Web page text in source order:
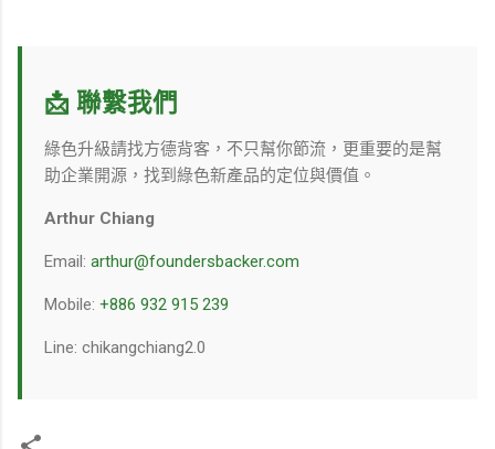
📩 聯繫我們
綠色升級請找方德背客，不只幫你節流，更重要的是幫
助企業開源，找到綠色新產品的定位與價值。
Arthur Chiang
Email: arthur@foundersbacker.com
Mobile: +886 932 915 239
Line: chikangchiang2.0